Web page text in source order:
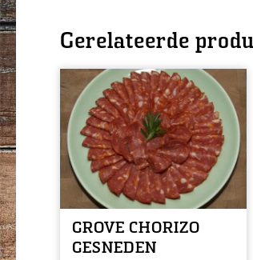
Gerelateerde
GROVE CHORIZO
GESNEDEN